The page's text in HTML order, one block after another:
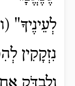
לְעֵינֶיךָ"
נִזְקָקִין